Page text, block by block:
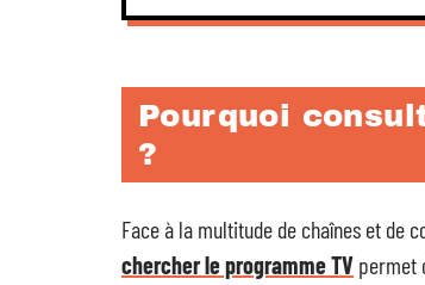
Pourquoi
?
Face à la multitude de chaînes et de
chercher le programme TV permet